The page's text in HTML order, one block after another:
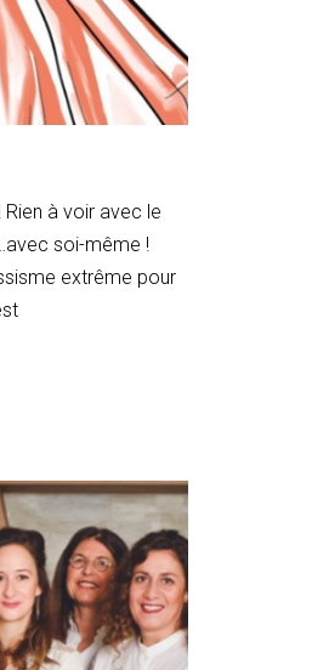
à voir avec le
soi-même !
extrême pour